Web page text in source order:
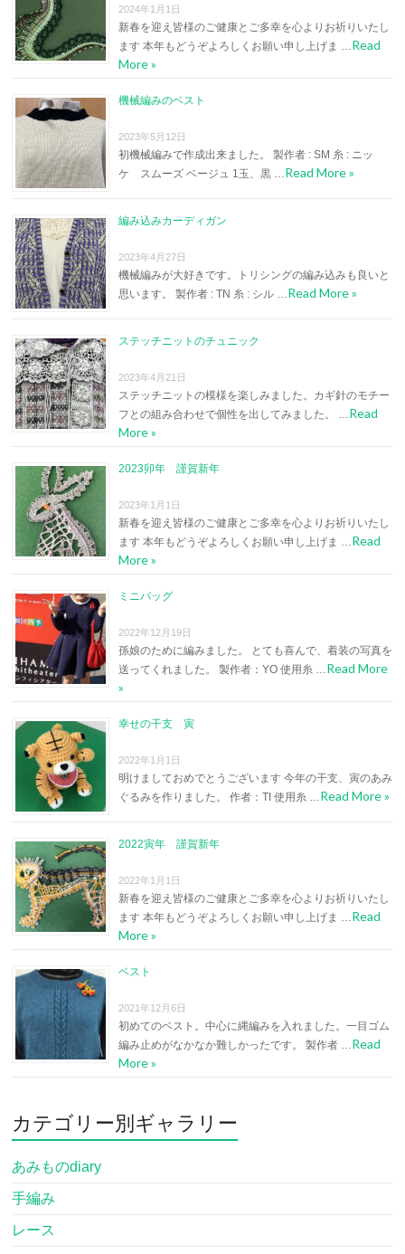
2024年1月1日
新春を迎え皆様のご健康とご多幸を心よりお祈りいたし
ます 本年もどうぞよろしくお願い申し上げま …Read
More »
機械編みのベスト
2023年5月12日
初機械編みで作成出来ました。 製作者 : SM 糸 : ニッ
ケ スムーズ ベージュ 1玉、黒 …Read More »
編み込みカーディガン
2023年4月27日
機械編みが大好きです。トリシングの編み込みも良いと
思います。 製作者 : TN 糸 : シル …Read More »
ステッチニットのチュニック
2023年4月21日
ステッチニットの模様を楽しみました。カギ針のモチー
フとの組み合わせで個性を出してみました。 …Read
More »
2023卯年 謹賀新年
2023年1月1日
新春を迎え皆様のご健康とご多幸を心よりお祈りいたし
ます 本年もどうぞよろしくお願い申し上げま …Read
More »
ミニバッグ
2022年12月19日
孫娘のために編みました。 とても喜んで、着装の写真を
送ってくれました。 製作者：YO 使用糸 …Read More
»
幸せの干支 寅
2022年1月1日
明けましておめでとうございます 今年の干支、寅のあみ
ぐるみを作りました。 作者：TI 使用糸 …Read More »
2022寅年 謹賀新年
2022年1月1日
新春を迎え皆様のご健康とご多幸を心よりお祈りいたし
ます 本年もどうぞよろしくお願い申し上げま …Read
More »
ベスト
2021年12月6日
初めてのベスト。中心に縄編みを入れました。一目ゴム
編み止めがなかなか難しかったです。 製作者 …Read
More »
カテゴリー別ギャラリー
あみものdiary
手編み
レース